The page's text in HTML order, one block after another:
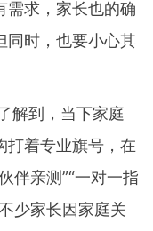
求，家长也的确
同时，也要小心其
到，当下家庭
打着专业旗号，在
伴亲测”“一对一指
少家长因家庭关